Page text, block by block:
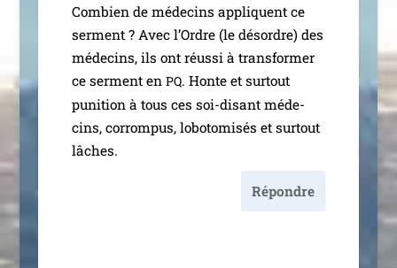
Combien de méde­cins appliquent ce
ser­ment ? Avec l’Ordre (le désordre) des
méde­cins, ils ont réus­si à trans­for­mer
ce ser­ment en PQ. Honte et sur­tout
puni­tion à tous ces soi-disant méde­
cins, cor­rom­pus, lobo­to­mi­sés et sur­tout
lâches.
Répondre